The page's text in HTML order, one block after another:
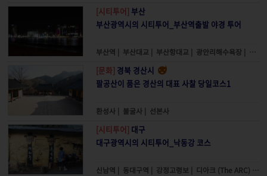
[시티투어] 부산
부산광역시의 시티투어_부산역출발 야경 투어
부산역 | 부산대교 | 부산항대교 | 광안리해수욕장| 해운
[문화] 경북 경산시
팔공산이 품은 경산의 대표 사찰 당일코스1
환성사| 불굴사| 선본사
[시티투어] 대구
대구광역시의 시티투어_낙동강 코스
신남역 | 동대구역 | 강정고령보 | 디아크 (The ARC) 사